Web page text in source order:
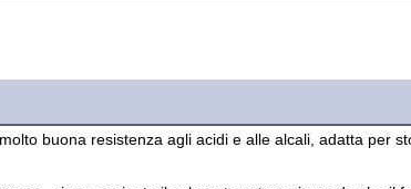
buona resistenza agli acidi e alle alcali, adatta per